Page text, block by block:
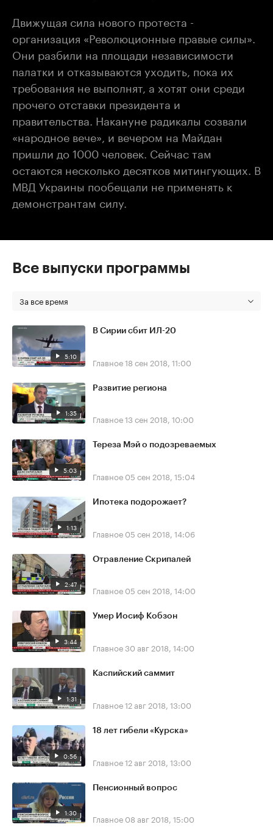
Движущая сила нового протеста -
организация «Революционные правые силы».
Они разбили на площади независимости
палатки и отказываются уходить, пока их
требования не выполнят, а хотят они среди
прочего отставки президента и
правительства. Накануне радикалы созвали
«народное вече», и вечером на Майдан
пришли до 1000 человек. Сейчас там
остаются несколько десятков митингующих. В
МВД Украины пообещали не применять к
демонстрантам силу.
Все выпуски программы
За все время
5:10
В Сирии сбит ИЛ-20
Главное18 сен 2018, 11:00
1:35
Развитие региона
Главное13 сен 2018, 10:00
5:03
Тереза Мэй о подозреваемых
Главное 05 сен 2018, 15:04
1:13
Ипотека подорожает?
Главное 05 сен 2018, 14:06
2:47
Отравление Скрипалей
Главное 05 сен 2018, 14:00
3:44
Умер Иосиф Кобзон
Главное30 авг 2018, 14:00
1:31
Каспийский саммит
Главное12 авг 2018, 13:00
0:56
18 лет гибели «Курска»
Главное12 авг 2018, 13:00
1:30
Пенсионный вопрос
Главное 08 авг 2018, 15:00